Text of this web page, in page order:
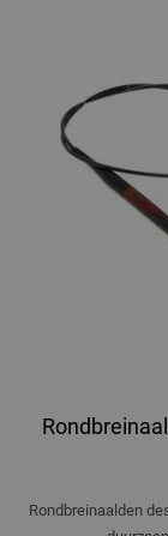
Rondbreinaalden